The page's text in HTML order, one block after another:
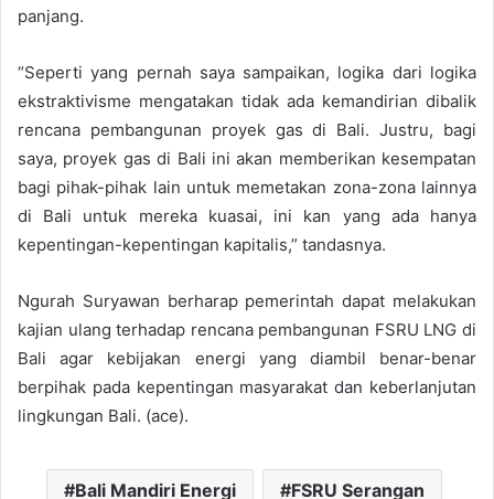
panjang.
“Seperti yang pernah saya sampaikan, logika dari logika
ekstraktivisme mengatakan tidak ada kemandirian dibalik
rencana pembangunan proyek gas di Bali. Justru, bagi
saya, proyek gas di Bali ini akan memberikan kesempatan
bagi pihak-pihak lain untuk memetakan zona-zona lainnya
di Bali untuk mereka kuasai, ini kan yang ada hanya
kepentingan-kepentingan kapitalis,” tandasnya.
Ngurah Suryawan berharap pemerintah dapat melakukan
kajian ulang terhadap rencana pembangunan FSRU LNG di
Bali agar kebijakan energi yang diambil benar-benar
berpihak pada kepentingan masyarakat dan keberlanjutan
lingkungan Bali. (ace).
Bali Mandiri Energi FSRU Serangan